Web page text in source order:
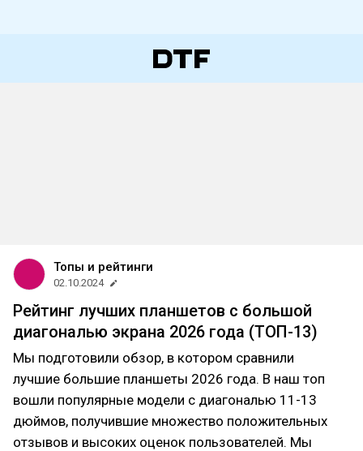
Топы и рейтинги
02.10.2024
Рейтинг лучших планшетов с большой
диагональю экрана 2026 года (ТОП-13)
Мы подготовили обзор, в котором сравнили
лучшие большие планшеты 2026 года. В наш топ
вошли популярные модели с диагональю 11-13
дюймов, получившие множество положительных
отзывов и высоких оценок пользователей. Мы